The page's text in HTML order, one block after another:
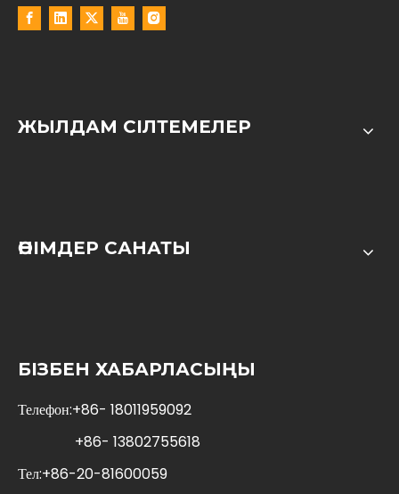
ЖЫЛДАМ СІЛТЕМЕЛЕР
ӨНІМДЕР САНАТЫ
БІЗБЕН ХАБАРЛАСЫҢЫ
Телефон:+86- 18011959092
+86- 13802755618
Тел:+86-20-81600059